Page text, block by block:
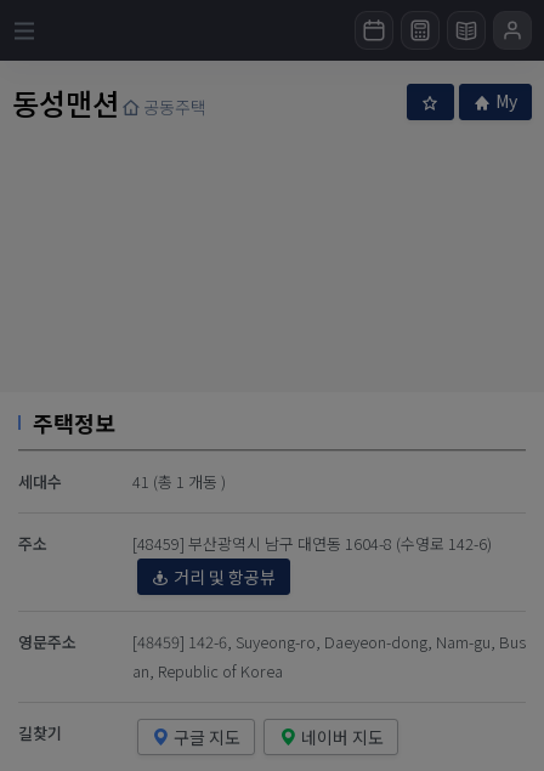
동성맨션 공동주택 My
주택정보
세대수 41 (총 1 개동 )
주소 [48459] 부산광역시 남구 대연동 1604-8 (수영로 142-6)
거리 및 항공뷰
영문주소
[48459] 142-6, Suyeong-ro, Daeyeon-dong, Nam-gu, Bus
an, Republic of Korea
길찾기 구글 지도 네이버 지도